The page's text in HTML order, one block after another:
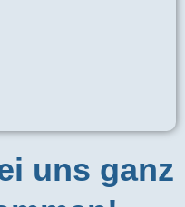
uns ganz